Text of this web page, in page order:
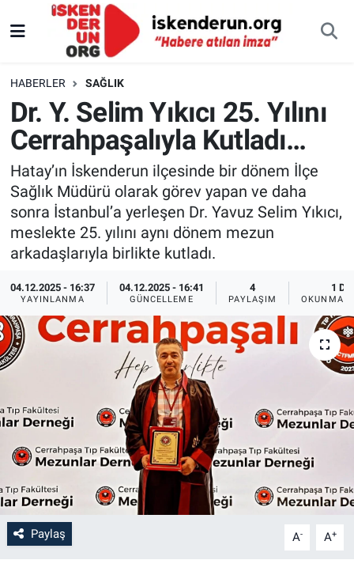
HABERLER SAĞLIK
Dr. Y. Selim Yıkıcı 25. Yılını
Cerrahpaşalıyla Kutladı…
Hatay’ın İskenderun ilçesinde bir dönem İlçe
Sağlık Müdürü olarak görev yapan ve daha
sonra İstanbul’a yerleşen Dr. Yavuz Selim Yıkıcı,
meslekte 25. yılını aynı dönem mezun
arkadaşlarıyla birlikte kutladı.
04.12.2025 - 16:37
YAYINLANMA
04.12.2025 - 16:41
GÜNCELLEME
4
PAYLAŞIM
1 DK
OKUNMA
Paylaş A- A+